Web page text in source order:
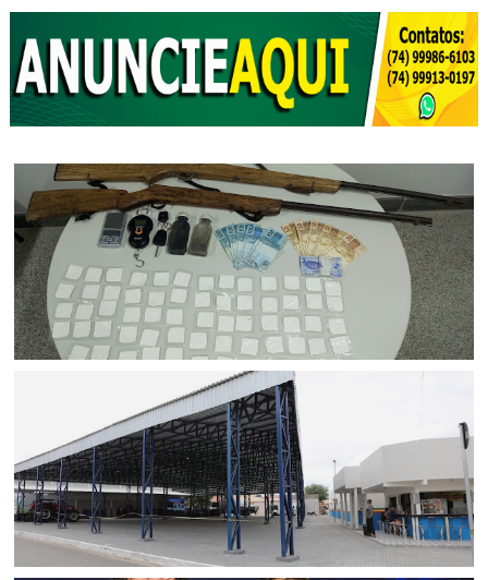
Armas e drogas são apreendidas após condutor
abandonar veículo ao avistar viatura da PM na zona rural
de Uauá (BA)